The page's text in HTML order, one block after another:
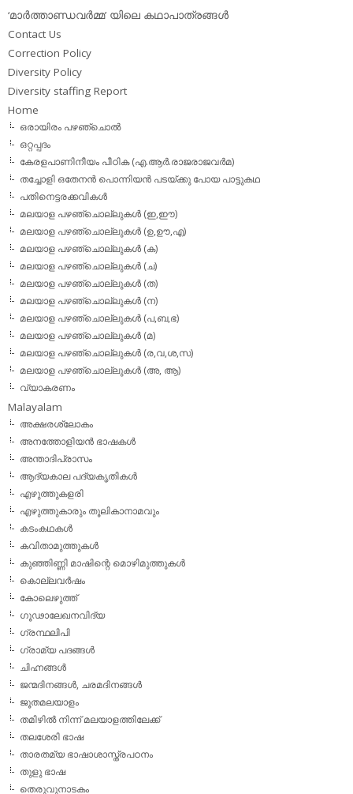
‘മാര്‍ത്താണ്ഡവര്‍മ്മ’ യിലെ കഥാപാത്രങ്ങള്‍
Contact Us
Correction Policy
Diversity Policy
Diversity staffing Report
Home
ഒരായിരം പഴഞ്ചൊല്‍
ഒറ്റപ്പദം
കേരളപാണിനീയം പീഠിക (എ.ആര്‍.രാജരാജവര്‍മ)
തച്ചോളി ഒതേനൻ പൊന്നിയൻ പടയ്‌ക്കു പോയ പാട്ടുകഥ
പതിനെട്ടരക്കവികള്‍
മലയാള പഴഞ്ചൊല്ലുകള്‍ (ഇ,ഈ)
മലയാള പഴഞ്ചൊല്ലുകള്‍ (ഉ,ഊ,എ)
മലയാള പഴഞ്ചൊല്ലുകള്‍ (ക)
മലയാള പഴഞ്ചൊല്ലുകള്‍ (ച)
മലയാള പഴഞ്ചൊല്ലുകള്‍ (ത)
മലയാള പഴഞ്ചൊല്ലുകള്‍ (ന)
മലയാള പഴഞ്ചൊല്ലുകള്‍ (പ,ബ,ഭ)
മലയാള പഴഞ്ചൊല്ലുകള്‍ (മ)
മലയാള പഴഞ്ചൊല്ലുകള്‍ (ര,വ,ശ,സ)
മലയാള പഴഞ്ചൊല്ലുകൾ (അ, ആ)
വ്യാകരണം
Malayalam
അക്ഷരശ്ലോകം
അനത്തോളിയന്‍ ഭാഷകള്‍
അന്താദിപ്രാസം
ആദ്യകാല പദ്യകൃതികള്‍
എഴുത്തുകളരി
എഴുത്തുകാരും തൂലികാനാമവും
കടംകഥകള്‍
കവിതാമുത്തുകള്‍
കുഞ്ഞിണ്ണി മാഷിന്റെ മൊഴിമുത്തുകള്‍
കൊല്ലവര്‍ഷം
കോലെഴുത്ത്
ഗൂഢാലേഖനവിദ്യ
ഗ്രന്ഥലിപി
ഗ്രാമ്യ പദങ്ങള്‍
ചിഹ്നങ്ങള്‍
ജന്മദിനങ്ങള്‍, ചരമദിനങ്ങള്‍
ജൂതമലയാളം
തമിഴില്‍ നിന്ന് മലയാളത്തിലേക്ക്
തലശേരി ഭാഷ
താരതമ്യ ഭാഷാശാസ്ത്രപഠനം
തുളു ഭാഷ
തെരുവുനാടകം